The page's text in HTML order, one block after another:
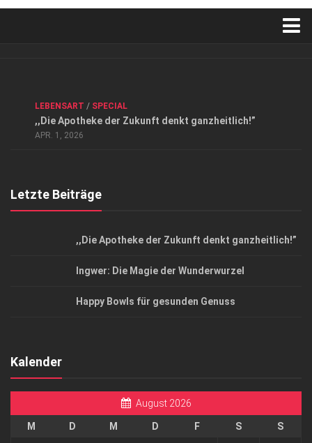
Datenschutzerklärung
Top Magazin Dresden / Ostsachsen
LEBENSART / SPECIAL
,,Die Apotheke der Zukunft denkt ganzheitlich!”
APR. 1, 2026
Letzte Beiträge
,,Die Apotheke der Zukunft denkt ganzheitlich!”
Ingwer: Die Magie der Wunderwurzel
Happy Bowls für gesunden Genuss
Kalender
August 2026
M D M D F S
S